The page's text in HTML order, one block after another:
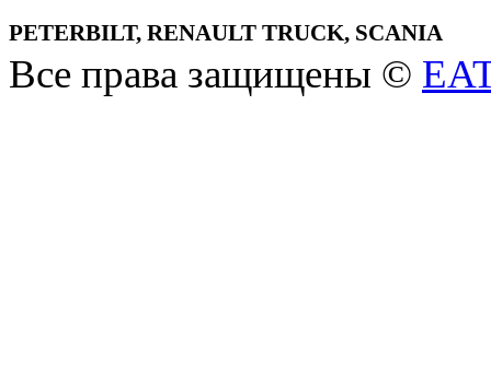
PETERBILT, RENAULT TRUCK, SCANIA
Все права защищены ©